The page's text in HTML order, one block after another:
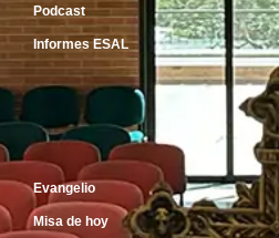
Podcast
Informes ESAL
Inicio
Evangelio
Misa de hoy